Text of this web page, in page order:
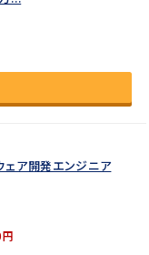
ェア開発エンジニア